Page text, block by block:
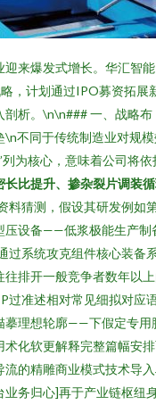
来爆发式增长。华汇智能
，计划通过IPO募资拓展
剖析。\n\n### 一、战略布
不同于传统制造业对规
为核心，意味着公司将依
长比提升、掺杂裂片调装
料猜测，假设其研发例如
压设备——低浆极能生产制
过系统攻克组件核心装备
排开一般竞争者数年以
过准述相对常见细拟对应
摹理想轮廓——下假定专用
化软更解释完整篇幅安
的精雕商业模式技术导
务归心]再于产业链枢纽